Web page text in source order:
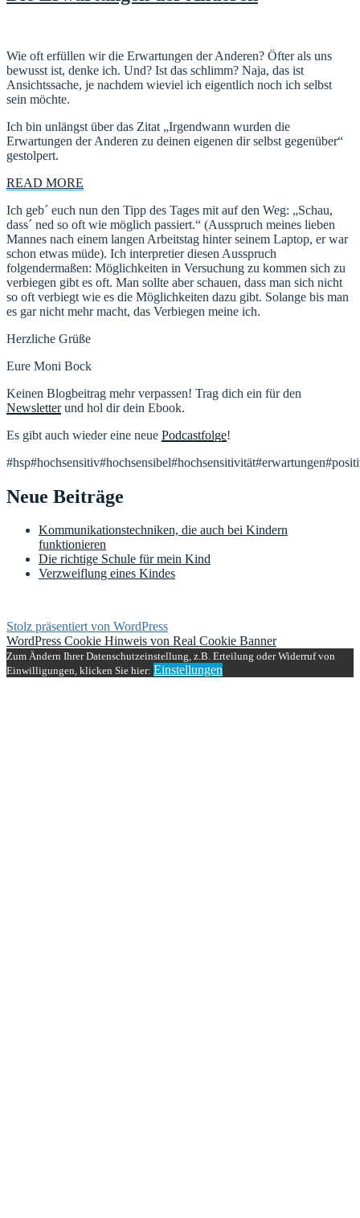
Wie oft erfüllen wir die Erwartungen der Anderen? Öfter als uns
bewusst ist, denke ich. Und? Ist das schlimm? Naja, das ist
Ansichtssache, je nachdem wieviel ich eigentlich noch ich selbst
sein möchte.
Ich bin unlängst über das Zitat „Irgendwann wurden die
Erwartungen der Anderen zu deinen eigenen dir selbst gegenüber“
gestolpert.
READ MORE
Ich geb´ euch nun den Tipp des Tages mit auf den Weg: „Schau,
dass´ ned so oft wie möglich passiert.“ (Ausspruch meines lieben
Mannes nach einem langen Arbeitstag hinter seinem Laptop, er war
schon etwas müde). Ich interpretier diesen Ausspruch
folgendermaßen: Möglichkeiten in Versuchung zu kommen sich zu
verbiegen gibt es oft. Man sollte aber schauen, dass man sich nicht
so oft verbiegt wie es die Möglichkeiten dazu gibt. Solange bis man
es gar nicht mehr macht, das Verbiegen meine ich.
Herzliche Grüße
Eure Moni Bock
Keinen Blogbeitrag mehr verpassen! Trag dich ein für den
Newsletterund hol dir dein Ebook.
Es gibt auch wieder eine neue Podcastfolge!
Neue Beiträge
Kommunikationstechniken, die auch bei Kindern
funktionieren
Die richtige Schule für mein Kind
Verzweiflung eines Kindes
Stolz präsentiert von WordPress
WordPress Cookie Hinweis von Real Cookie Banner
Zum Ändern Ihrer Datenschutzeinstellung, z.B. Erteilung oder Widerruf von
Einwilligungen, klicken Sie hier: Einstellungen